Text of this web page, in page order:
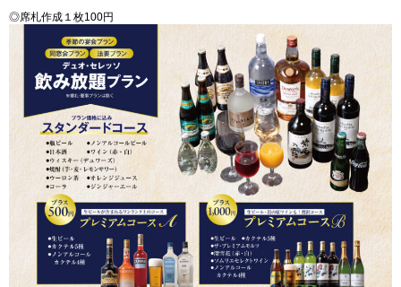
◎席札作成１枚100円